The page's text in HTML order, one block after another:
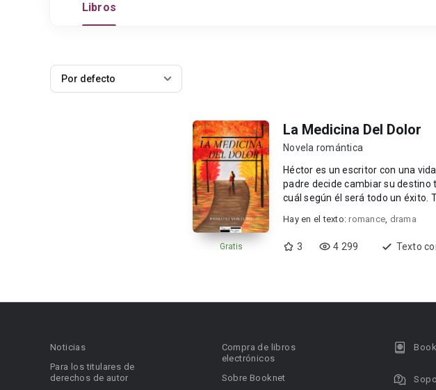
Libros
Por defecto
Gratis
La Medicina Del Dolor
Novela romántica
Héctor es un escritor con una
padre decide cambiar su destino
Hay en el texto:romance, drama
3 4 299 Texto
Noticias
Para los titulares de
derechos de autor
Compra de libros
electrónicos
Sobre Booknet